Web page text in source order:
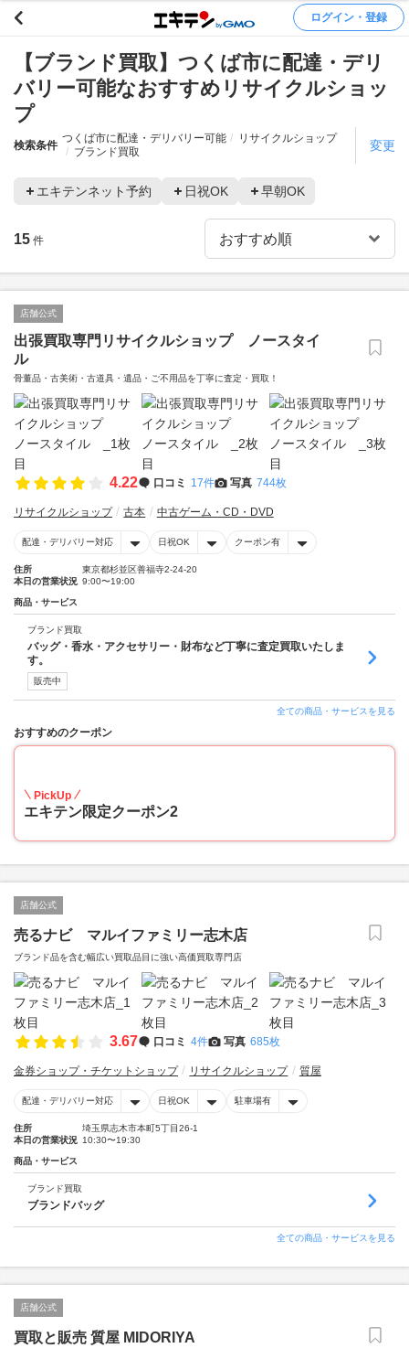
ログイン・登録
【ブランド買取】つくば市に配達・デリ
バリー可能なおすすめリサイクルショッ
プ
検索条件
つくば市に配達・デリバリー可能
リサイクルショップ
ブランド買取
変更
エキテンネット予約 日祝OK 早朝OK
15 件
店舗公式
出張買取専門リサイクルショップ ノースタイ
ル
骨董品・古美術・古道具・遺品・ご不用品を丁寧に査定・買取！
4.22 口コミ 17件 写真 744枚
リサイクルショップ 古本 中古ゲーム・CD・DVD
配達・デリバリー対応 日祝OK クーポン有
住所
東京都杉並区善福寺2-24-20
本日の営業状況 9:00〜19:00
商品・サービス
ブランド買取
バッグ・香水・アクセサリー・財布など丁寧に査定買取いたしま
す。
販売中
全ての商品・サービスを見る
おすすめのクーポン
PickUp
エキテン限定クーポン2
店舗公式
売るナビ マルイファミリー志木店
ブランド品を含む幅広い買取品目に強い高価買取専門店
3.67 口コミ 4件 写真 685枚
金券ショップ・チケットショップ リサイクルショップ 質屋
配達・デリバリー対応 日祝OK 駐車場有
住所
埼玉県志木市本町5丁目26-1
本日の営業状況 10:30〜19:30
商品・サービス
ブランド買取
ブランドバッグ
全ての商品・サービスを見る
店舗公式
買取と販売 質屋 MIDORIYA